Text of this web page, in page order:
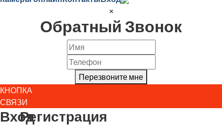
×
Обратный Звонок
Перезвоните мне
КНОПКА
СВЯЗИ
ВходРегистрация